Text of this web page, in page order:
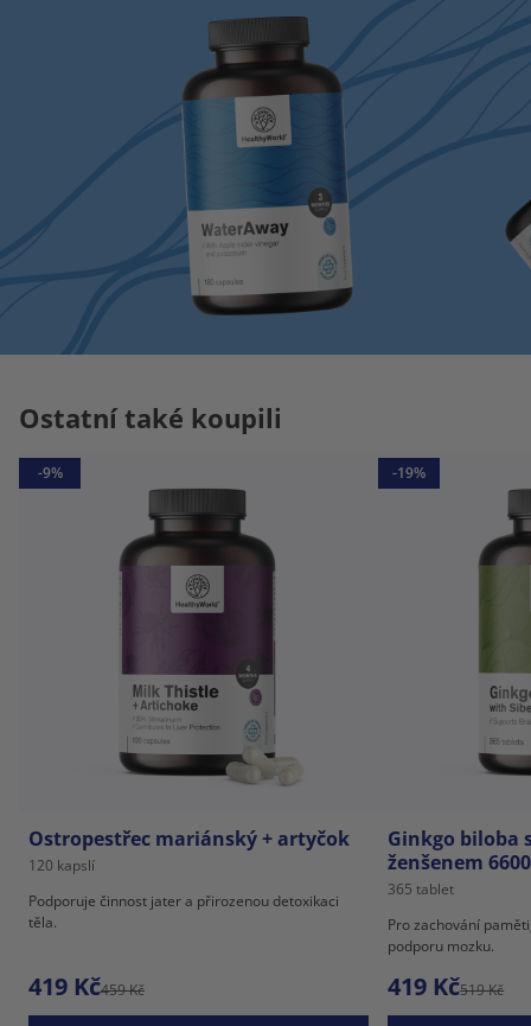
Ostatní také koupili
-9%
Ostropestřec mariánský + artyčok
120 kapslí
Podporuje činnost jater a přirozenou detoxikaci
těla.
419 Kč459 Kč
-19%
Ginkgo biloba
ženšenem
365 tablet
Pro zachování
podporu mozku.
419 Kč519 Kč